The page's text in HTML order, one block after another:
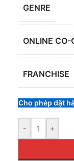
GENRE
ONLINE CO-
FRANCHISE
Cho phép đặt
- +